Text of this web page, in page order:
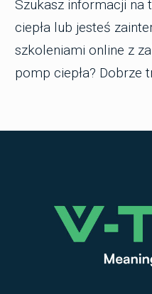
Szukasz informacji na
ciepła lub jesteś
szkoleniami online z
pomp ciepła? Dobrze